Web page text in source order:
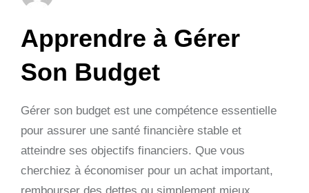
Apprendre à Gérer
Son Budget
Gérer son budget est une compétence essentielle
pour assurer une santé financière stable et
atteindre ses objectifs financiers. Que vous
cherchiez à économiser pour un achat important,
rembourser des dettes ou simplement mieux